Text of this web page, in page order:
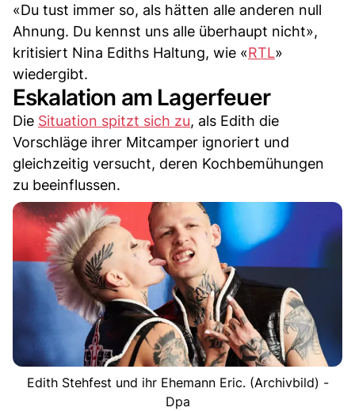
«Du tust immer so, als hätten alle anderen null
Ahnung. Du kennst uns alle überhaupt nicht»,
kritisiert Nina Ediths Haltung, wie «RTL»
wiedergibt.
Eskalation am Lagerfeuer
Die Situation spitzt sich zu, als Edith die
Vorschläge ihrer Mitcamper ignoriert und
gleichzeitig versucht, deren Kochbemühungen
zu beeinflussen.
Edith Stehfest und ihr Ehemann Eric. (Archivbild) -
Dpa